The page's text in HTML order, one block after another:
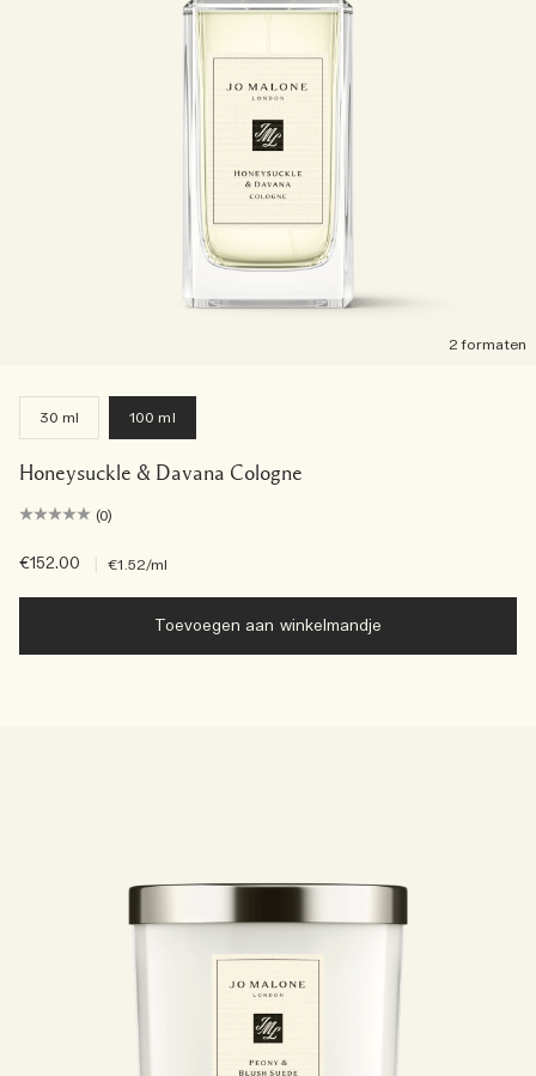
2 formaten
30 ml 100 ml
Honeysuckle & Davana Cologne
(0)
€152.00 €1.52/ml
Toevoegen aan winkelmandje